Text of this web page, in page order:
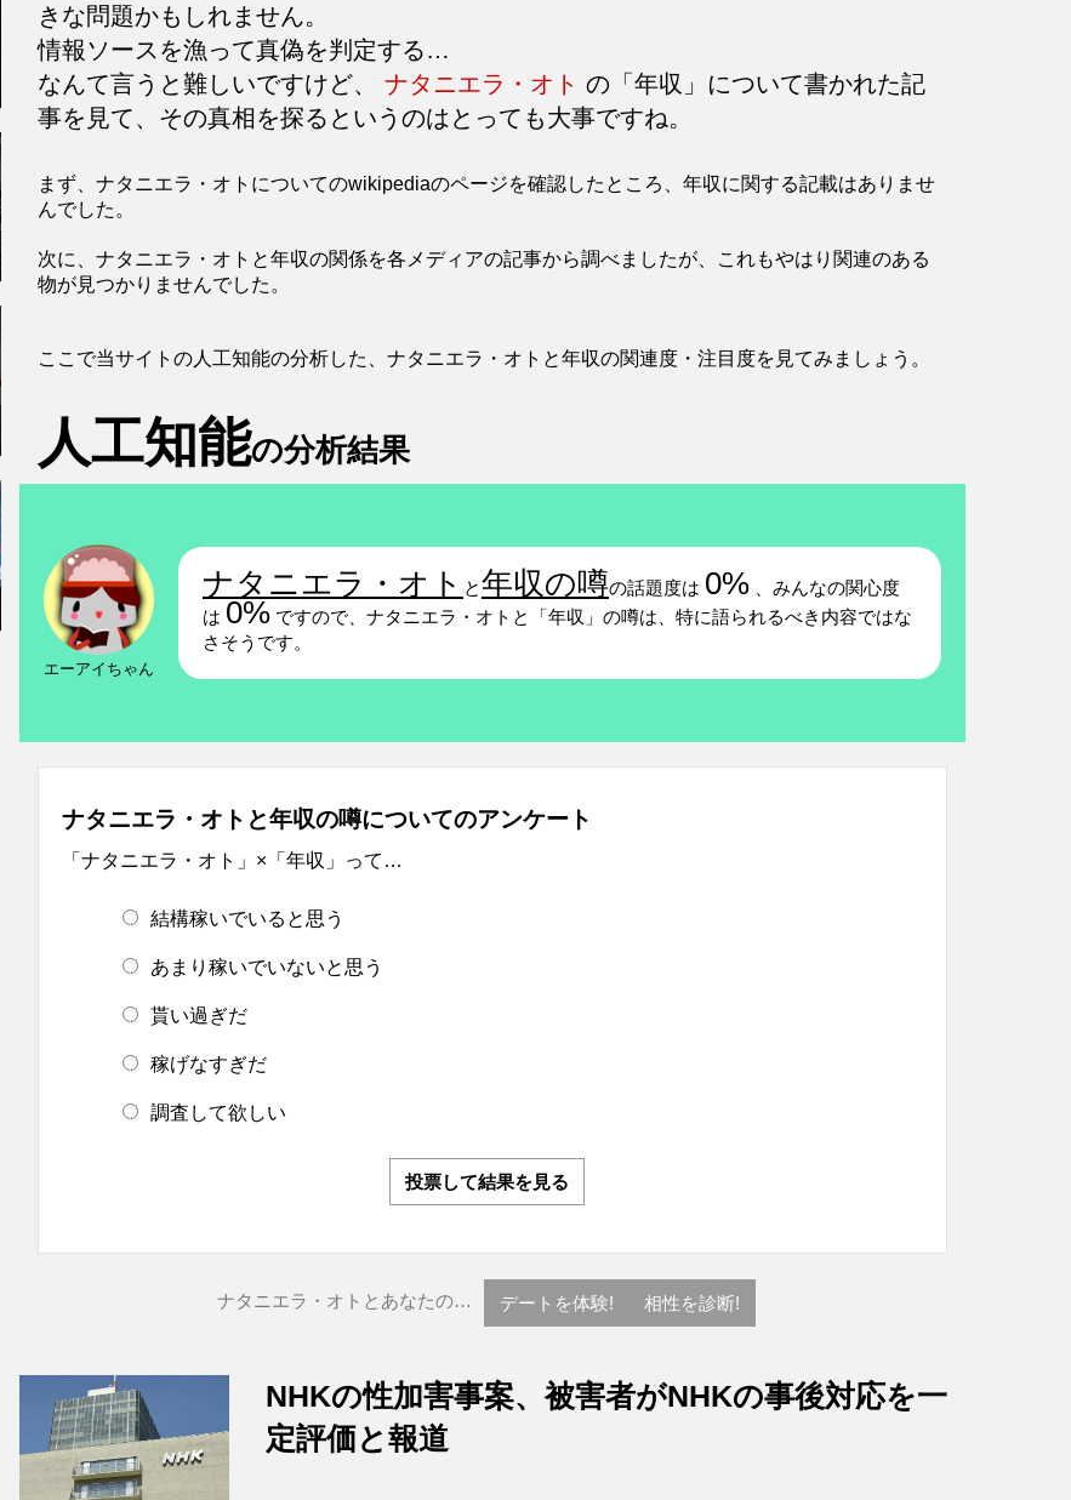
きな問題かもしれません。
情報ソースを漁って真偽を判定する…
なんて言うと難しいですけど、 ナタニエラ・オト の「年収」について書かれた記
事を見て、その真相を探るというのはとっても大事ですね。
まず、ナタニエラ・オトについてのwikipediaのページを確認したところ、年収に関する記載はありませ
んでした。
次に、ナタニエラ・オトと年収の関係を各メディアの記事から調べましたが、これもやはり関連のある
物が見つかりませんでした。
ここで当サイトの人工知能の分析した、ナタニエラ・オトと年収の関連度・注目度を見てみましょう。
人工知能の分析結果
エーアイちゃん
ナタニエラ・オト と年収の噂の話題度は 0% 、みんなの関心度
は 0% ですので、ナタニエラ・オトと「年収」の噂は、特に語られるべき内容ではな
さそうです。
ナタニエラ・オトと年収の噂についてのアンケート
「ナタニエラ・オト」×「年収」って…
結構稼いでいると思う
あまり稼いでいないと思う
貰い過ぎだ
稼げなすぎだ
調査して欲しい
投票して結果を見る
ナタニエラ・オトとあなたの… デートを体験! 相性を診断!
NHKの性加害事案、被害者がNHKの事後対応を一
定評価と報道